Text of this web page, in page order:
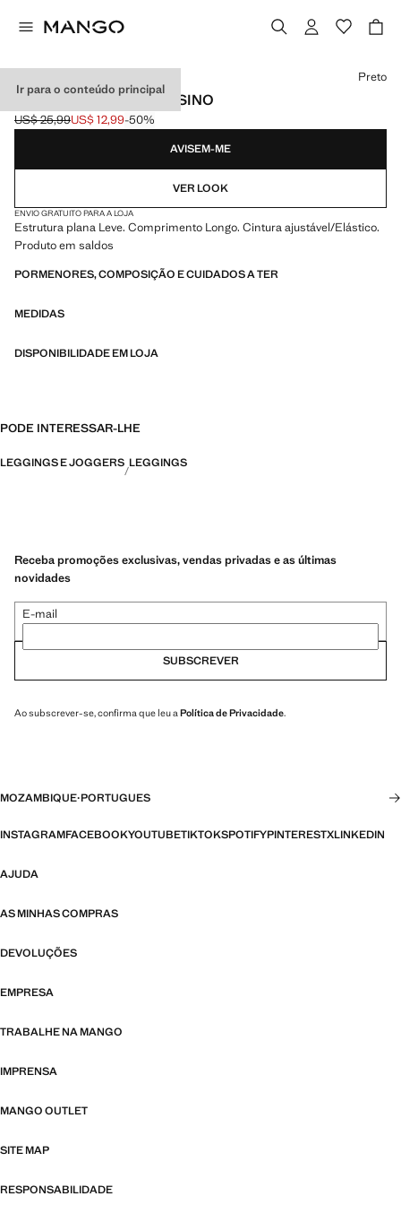
Ir para o conteúdo principal
LEGGINGS À BOCA DE SINO
Preço inicial riscado [US$ 25,99 ]
US$ 25,99
Preço atual [US$ 12,99 ]
US$ 12,99-50%
Selecione uma cor
Preto
AVISEM-ME
VER LOOK
ENVIO GRATUITO PARA A LOJA
Estrutura plana Leve. Comprimento Longo. Cintura ajustável/Elástico.
Produto em saldos
PORMENORES, COMPOSIÇÃO E CUIDADOS A TER
MEDIDAS
DISPONIBILIDADE EM LOJA
PODE INTERESSAR-LHE
LEGGINGS E JOGGERS LEGGINGS
Receba promoções exclusivas, vendas privadas e as últimas
novidades
E-mail
SUBSCREVER
Ao subscrever-se, confirma que leu a Política de Privacidade.
MOZAMBIQUE·PORTUGUES
INSTAGRAMFACEBOOKYOUTUBETIKTOKSPOTIFYPINTERESTXLINKEDIN
AJUDA
AS MINHAS COMPRAS
DEVOLUÇÕES
EMPRESA
TRABALHE NA MANGO
IMPRENSA
MANGO OUTLET
SITE MAP
RESPONSABILIDADE